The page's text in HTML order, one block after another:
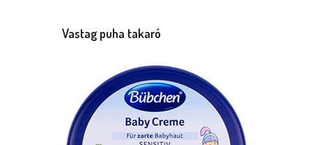
Vastag puha takaró
Mennyiség: 1 db